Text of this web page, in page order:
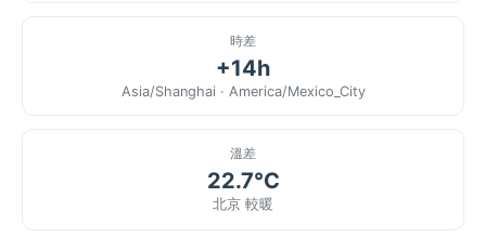
時差
+14h
Asia/Shanghai · America/Mexico_City
溫差
22.7°C
北京 較暖